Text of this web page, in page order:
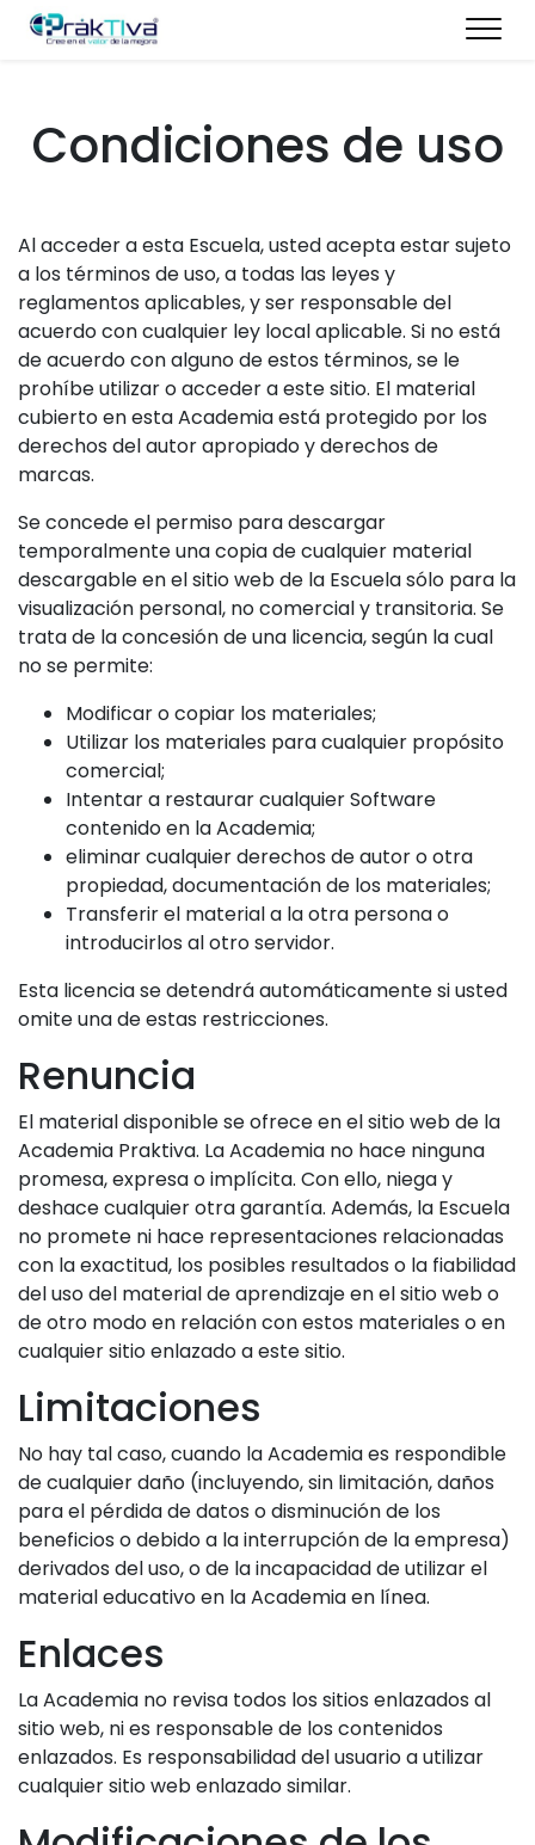
Condiciones de uso
Al acceder a esta Escuela, usted acepta estar sujeto
a los términos de uso, a todas las leyes y
reglamentos aplicables, y ser responsable del
acuerdo con cualquier ley local aplicable. Si no está
de acuerdo con alguno de estos términos, se le
prohíbe utilizar o acceder a este sitio. El material
cubierto en esta Academia está protegido por los
derechos del autor apropiado y derechos de
marcas.
Se concede el permiso para descargar
temporalmente una copia de cualquier material
descargable en el sitio web de la Escuela sólo para la
visualización personal, no comercial y transitoria. Se
trata de la concesión de una licencia, según la cual
no se permite:
Modificar o copiar los materiales;
Utilizar los materiales para cualquier propósito
comercial;
Intentar a restaurar cualquier Software
contenido en la Academia;
eliminar cualquier derechos de autor o otra
propiedad, documentación de los materiales;
Transferir el material a la otra persona o
introducirlos al otro servidor.
Esta licencia se detendrá automáticamente si usted
omite una de estas restricciones.
Renuncia
El material disponible se ofrece en el sitio web de la
Academia Praktiva. La Academia no hace ninguna
promesa, expresa o implícita. Con ello, niega y
deshace cualquier otra garantía. Además, la Escuela
no promete ni hace representaciones relacionadas
con la exactitud, los posibles resultados o la fiabilidad
del uso del material de aprendizaje en el sitio web o
de otro modo en relación con estos materiales o en
cualquier sitio enlazado a este sitio.
Limitaciones
No hay tal caso, cuando la Academia es respondible
de cualquier daño (incluyendo, sin limitación, daños
para el pérdida de datos o disminución de los
beneficios o debido a la interrupción de la empresa)
derivados del uso, o de la incapacidad de utilizar el
material educativo en la Academia en línea.
Enlaces
La Academia no revisa todos los sitios enlazados al
sitio web, ni es responsable de los contenidos
enlazados. Es responsabilidad del usuario a utilizar
cualquier sitio web enlazado similar.